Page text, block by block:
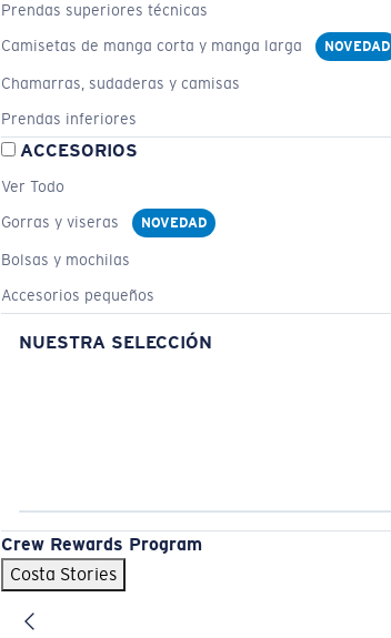
Prendas superiores técnicas
Camisetas de manga corta y manga larga
NOVEDAD
Chamarras, sudaderas y camisas
Prendas inferiores
ACCESORIOS
Ver Todo
Gorras y viseras
NOVEDAD
Bolsas y mochilas
Accesorios pequeños
NUESTRA SELECCIÓN
Crew Rewards Program
Costa Stories